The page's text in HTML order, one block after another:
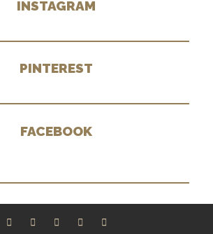
INSTAGRAM
PINTEREST
FACEBOOK